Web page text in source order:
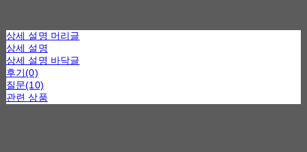
상세 설명 머리글
상세 설명
상세 설명 바닥글
후기(0)
질문(10)
관련 상품